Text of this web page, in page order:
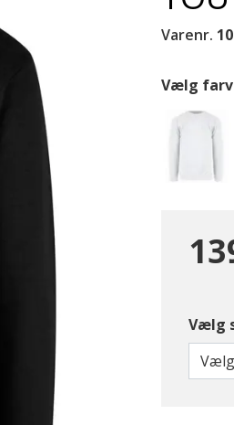
Varenr.
Vælg
Vælg